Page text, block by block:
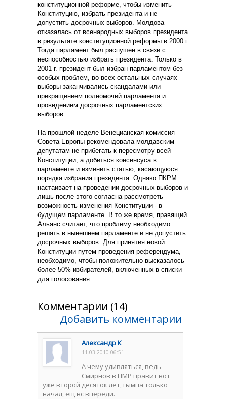
конституционной реформе, чтобы изменить
Конституцию, избрать президента и не
допустить досрочных выборов. Молдова
отказалась от всенародных выборов президента
в результате конституционной реформы в 2000 г.
Тогда парламент был распушен в связи с
неспособностью избрать президента. Только в
2001 г. президент был избран парламентом без
особых проблем, во всех остальных случаях
выборы заканчивались скандалами или
прекращением полномочий парламента и
проведением досрочных парламентских
выборов.
На прошлой неделе Венецианская комиссия
Совета Европы рекомендовала молдавским
депутатам не прибегать к пересмотру всей
Конституции, а добиться консенсуса в
парламенте и изменить статью, касающуюся
порядка избрания президента. Однако ПКРМ
настаивает на проведении досрочных выборов и
лишь после этого согласна рассмотреть
возможность изменения Конституции - в
будущем парламенте. В то же время, правящий
Альянс считает, что проблему необходимо
решать в нынешнем парламенте и не допустить
досрочных выборов. Для принятия новой
Конституции путем проведения референдума,
необходимо, чтобы положительно высказалось
более 50% избирателей, включенных в списки
для голосования.
Комментарии (14)
Добавить комментарии
Александр К
11.03.2010 06:51
А чему удивляться, ведь
Смирнов в ПМР правит вот
уже второй десяток лет, гымпа только
начал, ещ вс впереди.